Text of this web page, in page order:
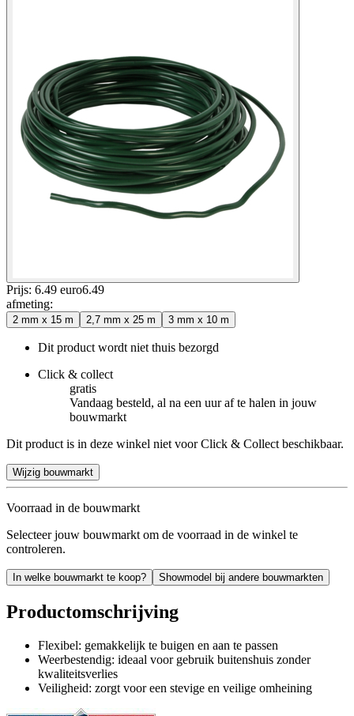
Prijs: 6.49 euro6.49
afmeting:
2 mm x 15 m 2,7 mm x 25 m 3 mm x 10 m
Dit product wordt niet thuis bezorgd
Click & collect
gratis
Vandaag besteld, al na een uur af te halen in jouw
bouwmarkt
Dit product is in deze winkel niet voor Click & Collect beschikbaar.
Wijzig bouwmarkt
Voorraad in de bouwmarkt
Selecteer jouw bouwmarkt om de voorraad in de winkel te
controleren.
In welke bouwmarkt te koop? Showmodel bij andere bouwmarkten
Productomschrijving
Flexibel: gemakkelijk te buigen en aan te passen
Weerbestendig: ideaal voor gebruik buitenshuis zonder
kwaliteitsverlies
Veiligheid: zorgt voor een stevige en veilige omheining